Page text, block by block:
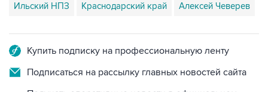
Ильский НПЗ Краснодарский край Алексей Чеверев
Купить подписку на профессиональную ленту
Подписаться на рассылку главных новостей сайта